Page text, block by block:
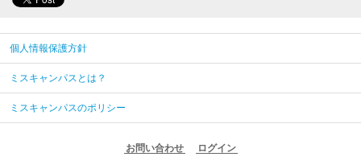
個人情報保護方針
ミスキャンパスとは？
ミスキャンパスのポリシー
お問い合わせ ログイン